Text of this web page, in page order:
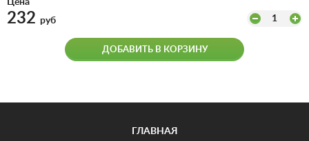
232 руб 1
ДОБАВИТЬ В КОРЗИНУ
ГЛАВНАЯ